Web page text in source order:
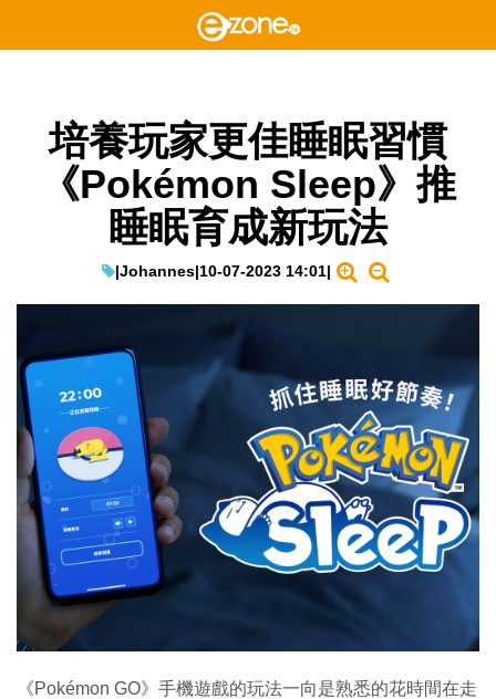
培養玩家更佳睡眠習慣
《Pokémon Sleep》推
睡眠育成新玩法
|Johannes|10-07-2023 14:01|
《Pokémon GO》手機遊戲的玩法一向是熟悉的花時間在走